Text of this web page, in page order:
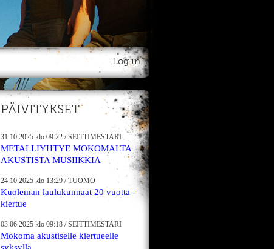
Log in
PÄIVITYKSET
31.10.2025 klo 09:22 /SEITTIMESTARI
METALLIYHTYE MOKOMALTA
AKUSTISTA MUSIIKKIA
24.10.2025 klo 13:29 /TUOMO
Kuoleman laulukunnaat 20 vuotta -
kiertue
03.06.2025 klo 09:18 /SEITTIMESTARI
Mokoma akustiselle kiertueelle